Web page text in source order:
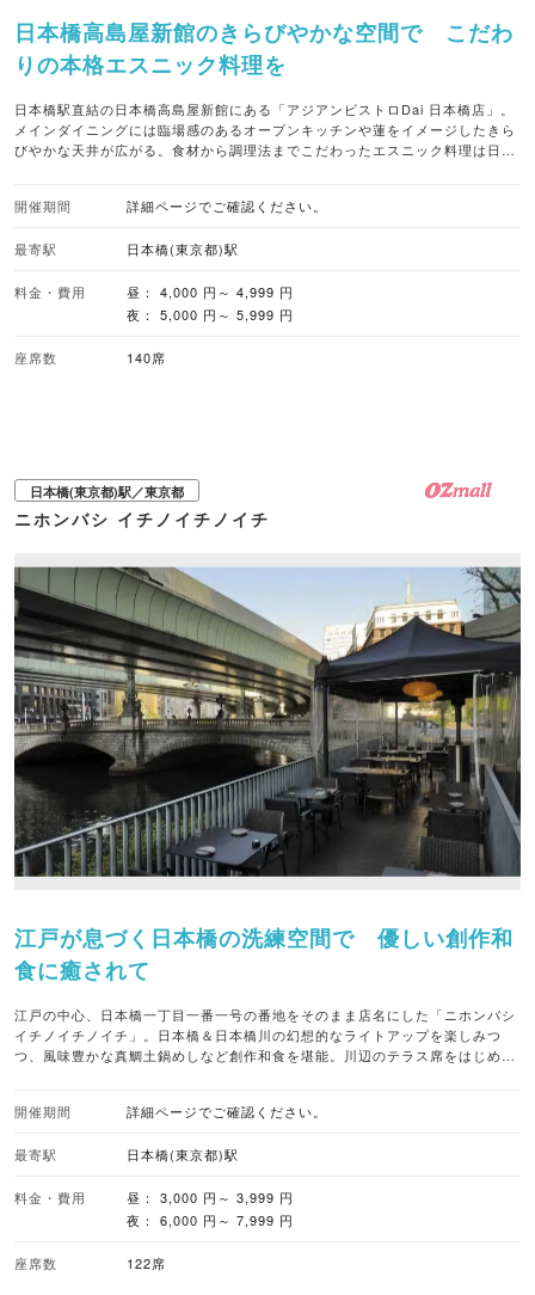
日本橋高島屋新館のきらびやかな空間で こだわ
りの本格エスニック料理を
日本橋駅直結の日本橋高島屋新館にある「アジアンビストロDai 日本橋店」。
メインダイニングには臨場感のあるオープンキッチンや蓮をイメージしたきら
びやかな天井が広がる。食材から調理法までこだわったエスニック料理は日本
開催期間
詳細ページでご確認ください。
最寄駅 日本橋(東京都)駅
料金・費用
昼： 4,000 円～ 4,999 円
夜： 5,000 円～ 5,999 円
座席数 140席
日本橋(東京都)駅／東京都
ニホンバシ イチノイチノイチ
江戸が息づく日本橋の洗練空間で 優しい創作和
食に癒されて
江戸の中心、日本橋一丁目一番一号の番地をそのまま店名にした「ニホンバシ
イチノイチノイチ」。日本橋＆日本橋川の幻想的なライトアップを楽しみつ
つ、風味豊かな真鯛土鍋めしなど創作和食を堪能。川辺のテラス席をはじめ、
開催期間
詳細ページでご確認ください。
最寄駅 日本橋(東京都)駅
料金・費用
昼： 3,000 円～ 3,999 円
夜： 6,000 円～ 7,999 円
座席数 122席